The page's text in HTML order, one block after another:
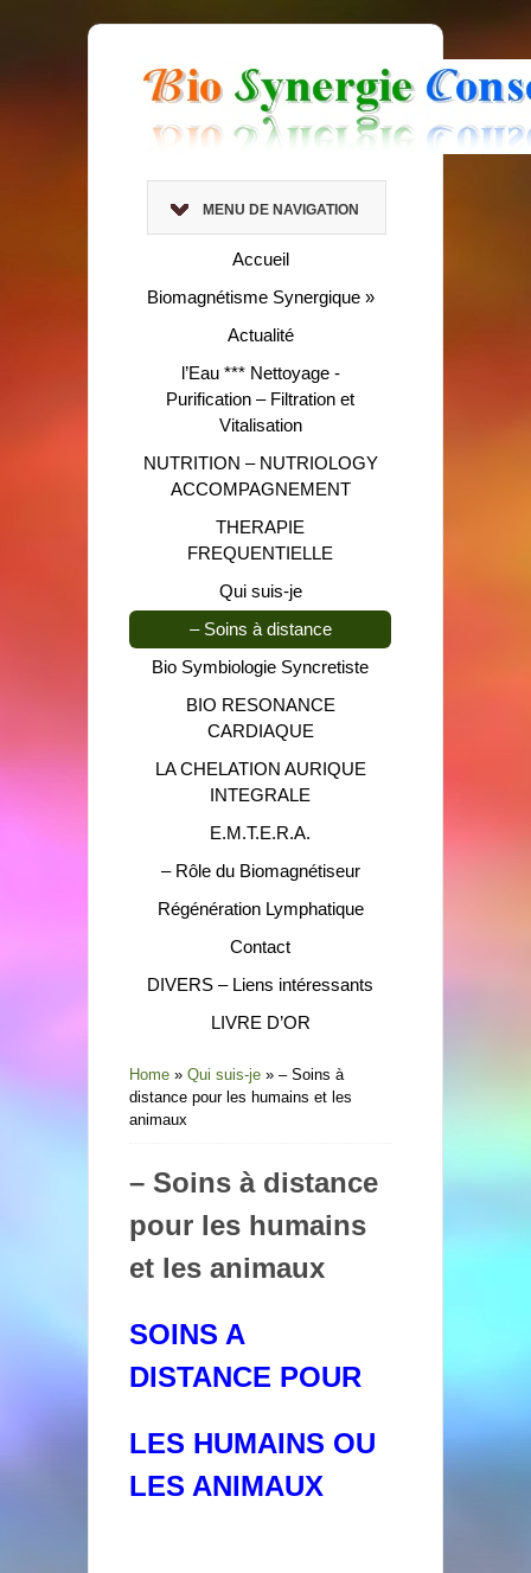
MENU DE NAVIGATION
Accueil
Biomagnétisme Synergique»
Actualité
l’Eau *** Nettoyage -
Purification – Filtration et
Vitalisation
NUTRITION – NUTRIOLOGY
ACCOMPAGNEMENT
THERAPIE
FREQUENTIELLE
Qui suis-je
– Soins à distance
Bio Symbiologie Syncretiste
BIO RESONANCE
CARDIAQUE
LA CHELATION AURIQUE
INTEGRALE
E.M.T.E.R.A.
– Rôle du Biomagnétiseur
Régénération Lymphatique
Contact
DIVERS – Liens intéressants
LIVRE D’OR
Home » Qui suis-je » – Soins à
distance pour les humains et les
animaux
– Soins à distance
pour les humains
et les animaux
SOINS A
DISTANCE POUR
LES HUMAINS OU
LES ANIMAUX